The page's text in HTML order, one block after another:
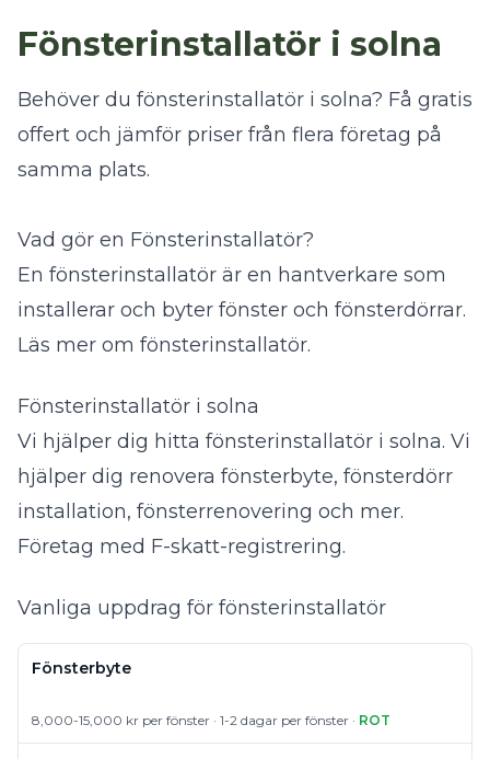
Fönsterinstallatör i solna
Behöver du fönsterinstallatör i solna? Få gratis
offert och jämför priser från flera företag på
samma plats.
Vad gör en Fönsterinstallatör?
En fönsterinstallatör är en hantverkare som
installerar och byter fönster och fönsterdörrar.
Läs mer om fönsterinstallatör.
Fönsterinstallatör i solna
Vi hjälper dig hitta fönsterinstallatör i solna. Vi
hjälper dig renovera fönsterbyte, fönsterdörr
installation, fönsterrenovering och mer.
Företag med F-skatt-registrering.
Vanliga uppdrag för fönsterinstallatör
Fönsterbyte
8,000-15,000 kr per fönster · 1-2 dagar per fönster · ROT